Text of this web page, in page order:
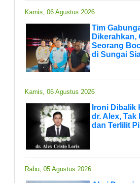
Kamis, 06 Agustus 2026
Tim
Dikerahkan,
Seorang
di Sungai
Kamis, 06 Agustus 2026
Ironi Dibalik
dr. Alex, Tak
dan Terlilit
Rabu, 05 Agustus 2026